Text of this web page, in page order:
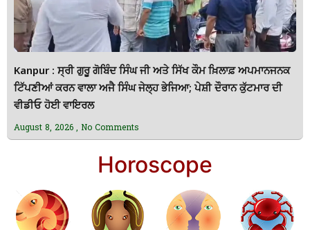
Kanpur : ਸ੍ਰੀ ਗੁਰੂ ਗੋਬਿੰਦ ਸਿੰਘ ਜੀ ਅਤੇ ਸਿੱਖ ਕੌਮ ਖ਼ਿਲਾਫ਼ ਅਪਮਾਨਜਨਕ
ਟਿੱਪਣੀਆਂ ਕਰਨ ਵਾਲਾ ਅਜੈ ਸਿੰਘ ਜੇਲ੍ਹ ਭੇਜਿਆ; ਪੇਸ਼ੀ ਦੌਰਾਨ ਕੁੱਟਮਾਰ ਦੀ
ਵੀਡੀਓ ਹੋਈ ਵਾਇਰਲ
August 8, 2026 No Comments
Horoscope